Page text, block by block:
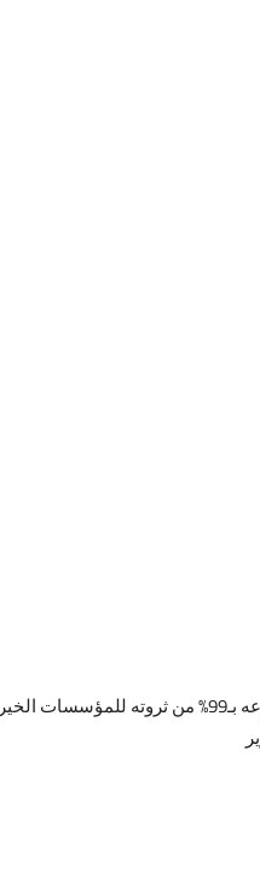
استطاع رجل الأعمال الأمريكي وارن بافيت أن يجذب الأنظار إليه خلال الفترة الماضية، بعد كتابة وصيته التي نص